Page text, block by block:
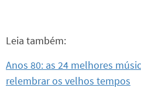
Leia também:
Anos 80: as 24 melhores
relembrar os velhos tempos